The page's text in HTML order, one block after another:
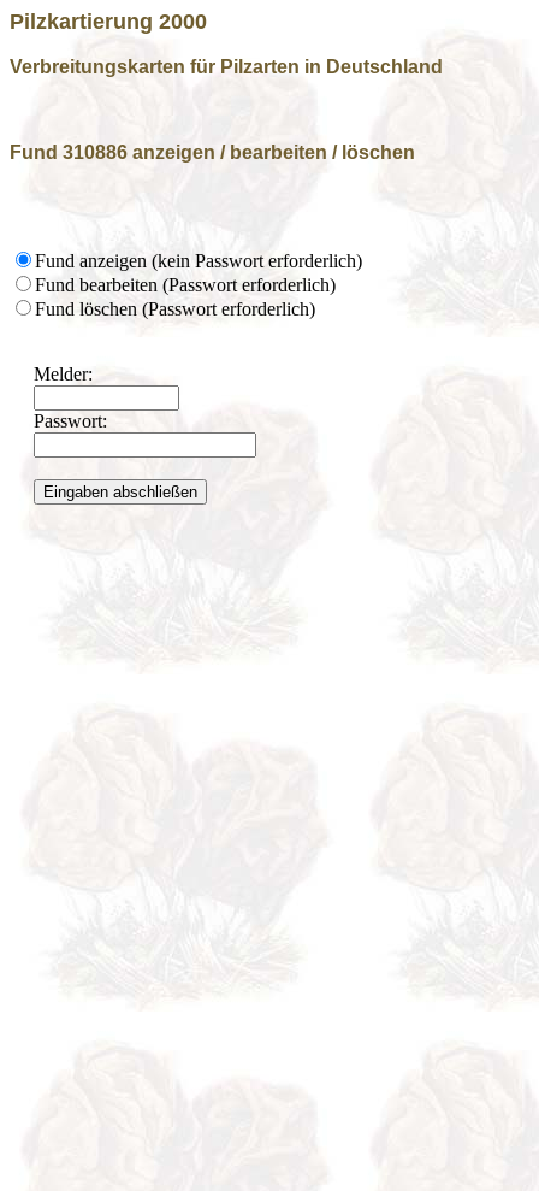
Pilzkartierung 2000
Verbreitungskarten für Pilzarten in Deutschland
Fund 310886 anzeigen / bearbeiten / löschen
Fund anzeigen (kein Passwort erforderlich)
Fund bearbeiten (Passwort erforderlich)
Fund löschen (Passwort erforderlich)
Melder:
Passwort: